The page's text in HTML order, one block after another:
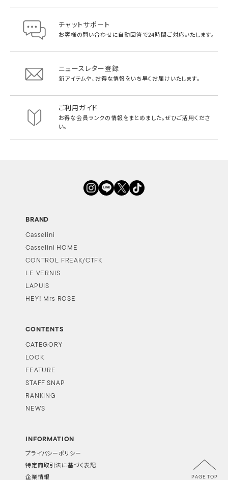
チャットサポート
お客様の問い合わせに自動回答で24時間ご対応いたします。
ニュースレター登録
新アイテムや、お得な情報をいち早く お届けいたします。
ご利用ガイド
お得な会員ランクの情報をまとめました。ぜひご活用くださ
い。
BRAND
Casselini
Casselini HOME
CONTROL FREAK/CTFK
LE VERNIS
LAPUIS
HEY! Mrs ROSE
CONTENTS
CATEGORY
LOOK
FEATURE
STAFF SNAP
RANKING
NEWS
INFORMATION
プライバシーポリシー
特定商取引法に基づく表記
企業情報 PAGE TOP